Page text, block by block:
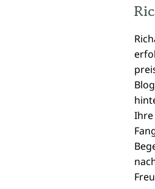
Ihre